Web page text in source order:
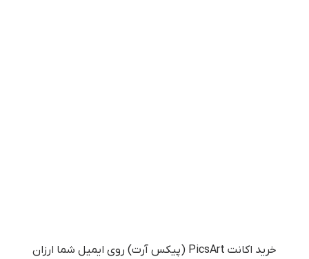
خرید اکانت PicsArt (پیکس آرت) روی ایمیل شما ارزان